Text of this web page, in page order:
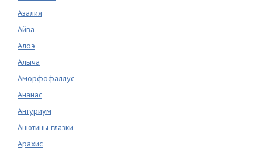
Азалия
Айва
Алоэ
Алыча
Аморфофаллус
Ананас
Антуриум
Анютины глазки
Арахис